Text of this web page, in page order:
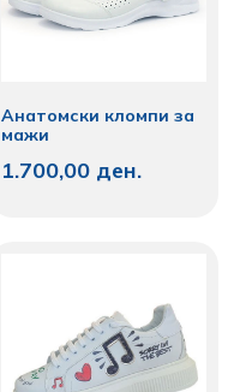
Анатомски кломпи за
мажи
1.700,00 ден.